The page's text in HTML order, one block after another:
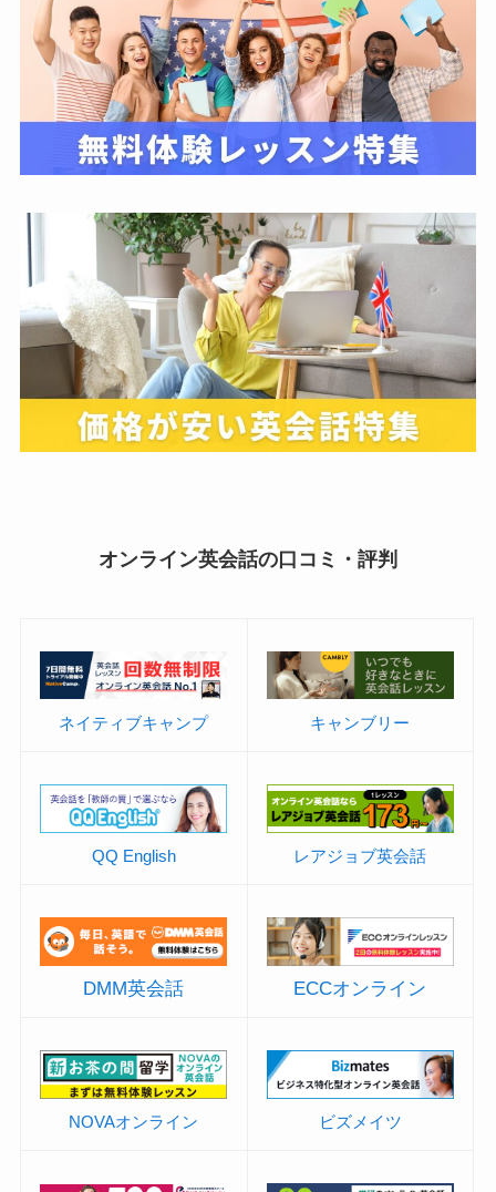
オンライン英会話の口コミ・評判
ネイティブキャンプ キャンブリー
QQ English レアジョブ英会話
DMM英会話 ECCオンライン
NOVAオンライン ビズメイツ